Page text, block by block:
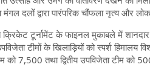
दलों द्वारा पारंपरिक चौंफला नृत्य और
टूर्नामेंट के फाइनल मुकाबले में
टीमों के खिलाड़ियों को स्पर्श हिमालय
7,500 तथा द्वितीय उपविजेता टीम को